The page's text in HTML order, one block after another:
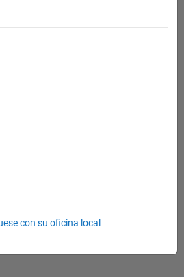
- Cloud & Ecosystem for Simulink
con su oficina local